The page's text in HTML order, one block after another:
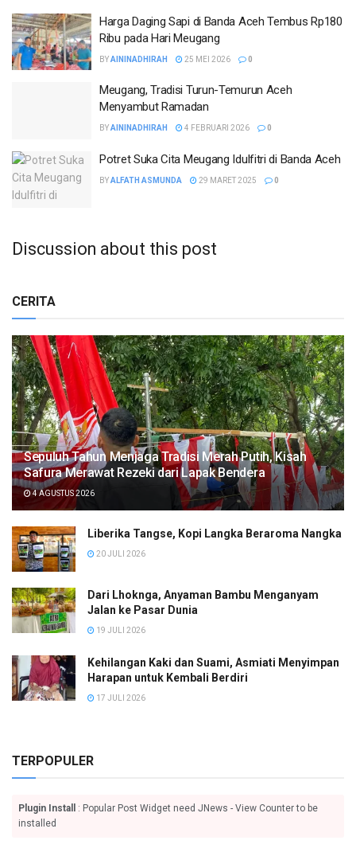
Harga Daging Sapi di Banda Aceh Tembus Rp180
Ribu pada Hari Meugang
BYAININADHIRAH 25 MEI 2026 0
Meugang, Tradisi Turun-Temurun Aceh
Menyambut Ramadan
BYAININADHIRAH 4 FEBRUARI 2026 0
Potret Suka Cita Meugang Idulfitri di Banda Aceh
BYALFATH ASMUNDA 29 MARET 2025 0
Discussion about this post
CERITA
Sepuluh Tahun Menjaga Tradisi Merah Putih, Kisah
Safura Merawat Rezeki dari Lapak Bendera
4 AGUSTUS 2026
Liberika Tangse, Kopi Langka Beraroma Nangka
20 JULI 2026
Dari Lhoknga, Anyaman Bambu Menganyam
Jalan ke Pasar Dunia
19 JULI 2026
Kehilangan Kaki dan Suami, Asmiati Menyimpan
Harapan untuk Kembali Berdiri
17 JULI 2026
TERPOPULER
Plugin Install
: Popular Post Widget need JNews - View Counter to be
installed